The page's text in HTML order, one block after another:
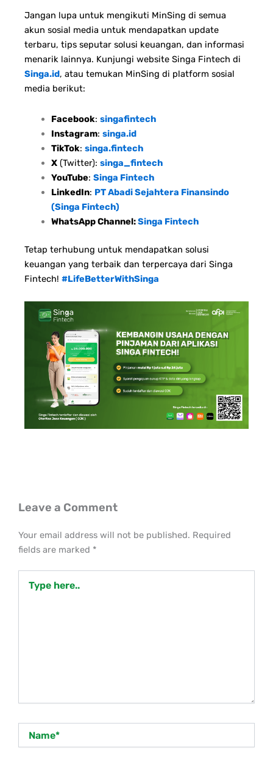
Jangan lupa untuk mengikuti MinSing di semua
akun sosial media untuk mendapatkan update
terbaru, tips seputar solusi keuangan, dan informasi
menarik lainnya. Kunjungi website Singa Fintech di
Singa.id, atau temukan MinSing di platform sosial
media berikut:
Facebook: singafintech
Instagram: singa.id
TikTok: singa.fintech
X(Twitter): singa_fintech
YouTube: Singa Fintech
LinkedIn: PT Abadi Sejahtera Finansindo
(Singa Fintech)
WhatsApp Channel:Singa Fintech
Tetap terhubung untuk mendapatkan solusi
keuangan yang terbaik dan terpercaya dari Singa
Fintech! #LifeBetterWithSinga
Leave a Comment
Your email address will not be published. Required
fields are marked *
here..